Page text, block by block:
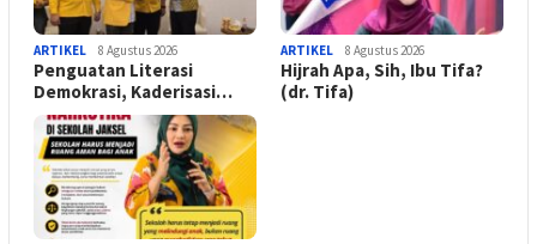
ARTIKEL 8 Agustus 2026
Penguatan Literasi
Demokrasi, Kaderisasi…
ARTIKEL 8 Agustus 2026
Hijrah Apa, Sih, Ibu Tifa?
(dr. Tifa)